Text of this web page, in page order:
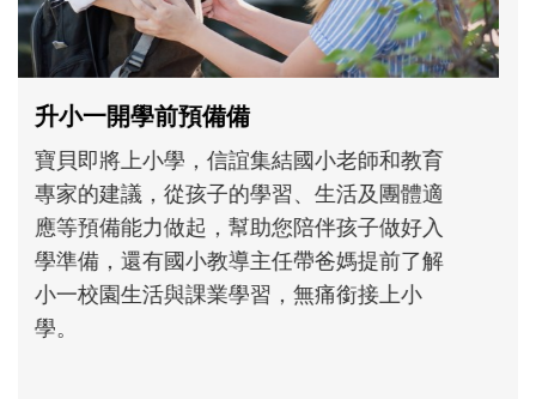
和孩子一起長大的那個男人│讀懂父親的
不同模樣
沒有人天生就擅長當爸爸！男人總是在一次
次「前所未有」的體驗中，跟著孩子一起長
大。從給予安全感的肢體遊戲，到獨立自
主、角色認同及解決問題的能力養成。爸爸
正嘗試用不同的模樣，參與孩子每個重要的